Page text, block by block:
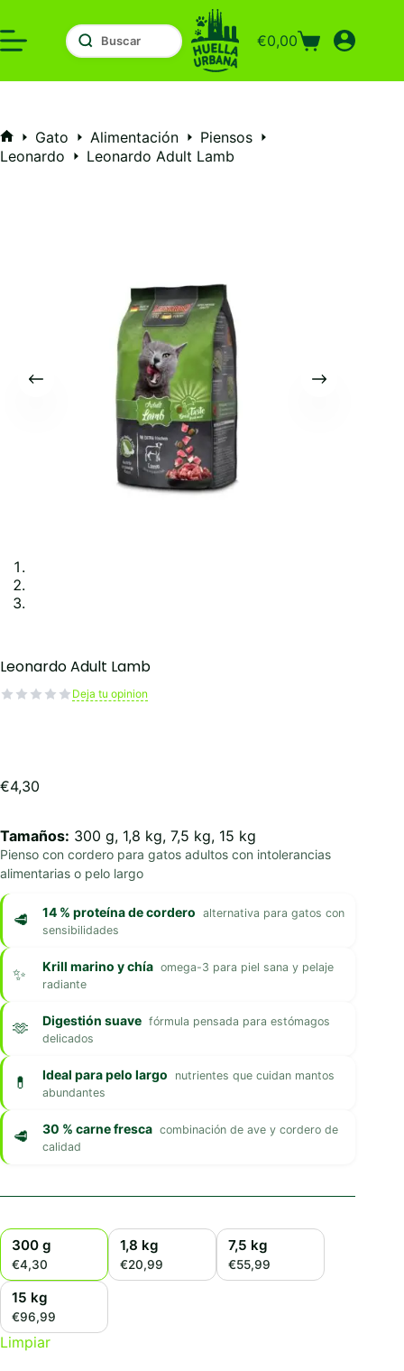
al
contenido
Carro
compra
€0,00
Inicio
Gato Alimentación
Piensos
Leonardo
Leonardo Adult Lamb
Leonardo Adult Lamb
Deja tu opinion
€4,30
Tamaños: 300 g, 1,8 kg, 7,5 kg, 15 kg
Pienso con cordero para gatos adultos con intolerancias
alimentarias o pelo largo
14 % proteína de cordero alternativa para gatos con
sensibilidades
Krill marino y chía omega-3 para piel sana y pelaje
radiante
Digestión suave fórmula pensada para estómagos
delicados
Ideal para pelo largo
nutrientes que cuidan mantos
abundantes
30 % carne fresca combinación de ave y cordero de
calidad
300 g
€4,30
1,8 kg
€20,99
7,5 kg
€55,99
15 kg
€96,99
Limpiar